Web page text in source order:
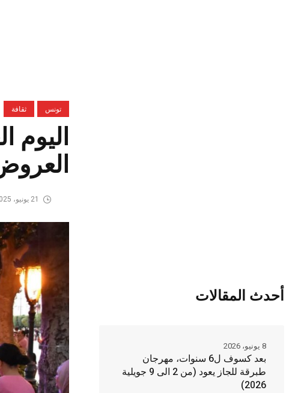
تونس ثقافة
اليوم
21 يونيو، 2025
أحدث المقالات
بعد كسوف ل6 سنوات، مهرجان
طبرقة للجاز يعود (من 2 الى 9 جويلية
2026)
8 يونيو، 2026